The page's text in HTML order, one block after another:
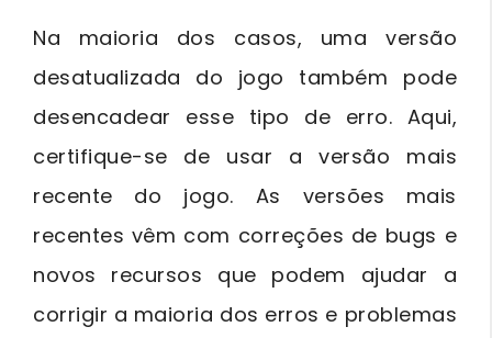
Na maioria dos casos, uma versão
desatualizada do jogo também pode
desencadear esse tipo de erro. Aqui,
certifique-se de usar a versão mais
recente do jogo. As versões mais
recentes vêm com correções de bugs e
novos recursos que podem ajudar a
corrigir a maioria dos erros e problemas